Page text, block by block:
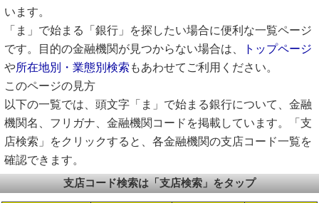
います。
「ま」で始まる「銀行」を探したい場合に便利な一覧ページ
です。目的の金融機関が見つからない場合は、
トップページ
や所在地別・業態別検索 もあわせてご利用ください。
このページの見方
以下の一覧では、頭文字「ま」で始まる銀行について、金融
機関名、フリガナ、金融機関コードを掲載しています。「支
店検索」をクリックすると、各金融機関の支店コード一覧を
確認できます。
支店コード検索は「支店検索」をタップ